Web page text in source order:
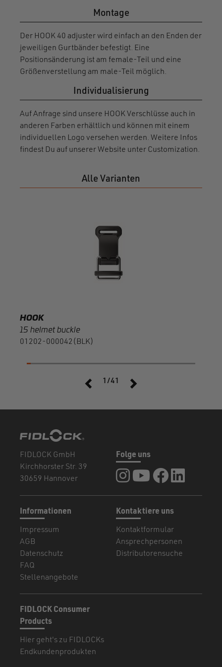
Montage
Der HOOK 40 adjuster wird einfach an den Enden der
jeweiligen Gurtbänder befestigt. Eine
Positionsänderung ist am female-Teil und eine
Größenverstellung am male-Teil möglich.
Individualisierung
Auf Anfrage sind unsere HOOK Verschlüsse auch in
anderen Farben erhältlich und können mit einem
individuellen Logo versehen werden. Weitere Infos
findest Du auf unserer Website unter Customization.
Alle Varianten
HOOK
15 helmet buckle
01202-000042(BLK)
1/41
FIDLOCK GmbH
Kirchhorster Str. 39
30659 Hannover
Kontaktiere uns
Kontaktformular
Ansprechpersonen
Distributorensuche
Informationen
Impressum
AGB
Datenschutz
FAQ
Stellenangebote
Folge uns
FIDLOCK auf Instagram
FIDLOCK auf
FIDLOCK auf
FIDLOCK Consumer
Products
Hier geht's zu FIDLOCKs
Endkundenprodukten